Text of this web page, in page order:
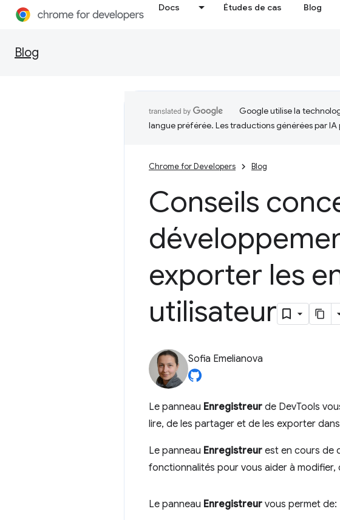
Docs Études de cas Blog
Blog
Google utilise la
langue préférée. Les traductions générées par
Chrome for Developers Blog
Conseils
exporter les
utilisateur
Sofia Emelianova
Le panneau Enregistreur de DevTools
lire, de les partager et de les exporter
Le panneau Enregistreur est en cours de
fonctionnalités pour vous aider à
Le panneau Enregistreur vous permet de: